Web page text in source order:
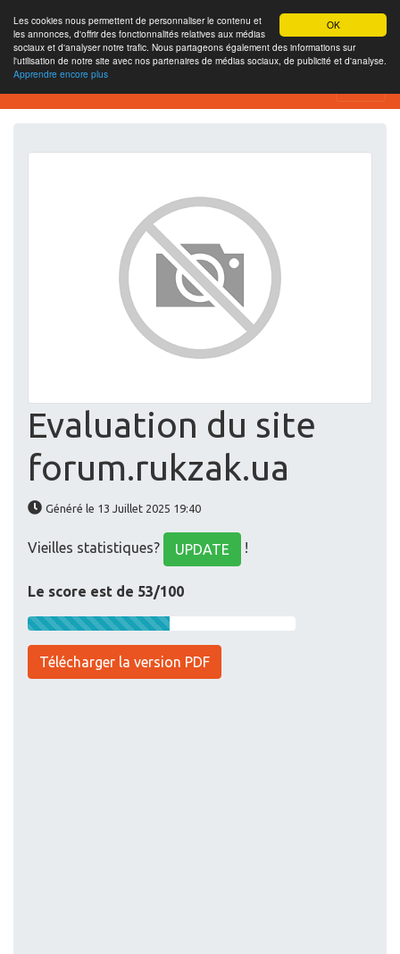
OK
Les cookies nous permettent de personnaliser le contenu et
les annonces, d'offrir des fonctionnalités relatives aux médias
sociaux et d'analyser notre trafic. Nous partageons également des informations sur
l'utilisation de notre site avec nos partenaires de médias sociaux, de publicité et d'analyse.
Apprendre encore plus
SEO Analytics
Evaluation du site
forum.rukzak.ua
Généré le 13 Juillet 2025 19:40
Vieilles statistiques? UPDATE !
Le score est de 53/100
Télécharger la version PDF